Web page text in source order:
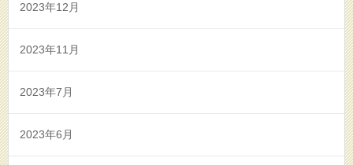
2023年12月
2023年11月
2023年7月
2023年6月